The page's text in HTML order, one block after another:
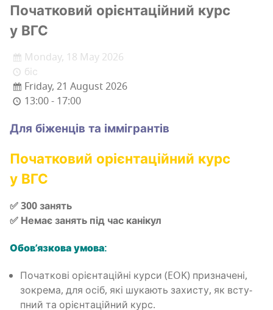
Поча­тко­вий орі­єн­та­цій­ний курс
у ВГС
Monday, 18 May 2026
біс
Friday, 21 August 2026
13:00 - 17:00
Для біжен­ців та іммігрантів
Поча­тко­вий орі­єн­та­цій­ний курс
у ВГС
✅ 300 занять
✅ Немає занять під час канікул
Обо­в’яз­ко­ва умова:
Поча­тко­ві орі­єн­та­цій­ні кур­си (EOK) при­зна­че­ні,
зокре­ма, для осіб, які шука­ють захи­сту, як всту­
пний та орі­єн­та­цій­ний курс.